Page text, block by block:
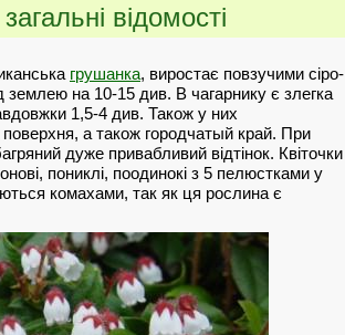
відомості
грушанка, виростає повзучими сіро-
землею на 10-15 див. В чагарнику є злегка
1,5-4 див. Також у них
а також городчатый край. При
дуже привабливий відтінок. Квіточки
пониклі, поодинокі з 5 пелюстками у
комахами, так як ця рослина є